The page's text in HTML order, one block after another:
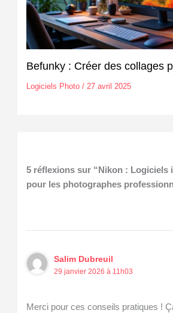
Befunky : Créer des collages
Logiciels Photo/ 27 avril 2025
5 réflexions sur “Nikon : Logiciels
pour les photographes
Salim Dubreuil
29 janvier 2026 à 11h03
Merci pour ces conseils pratiques !